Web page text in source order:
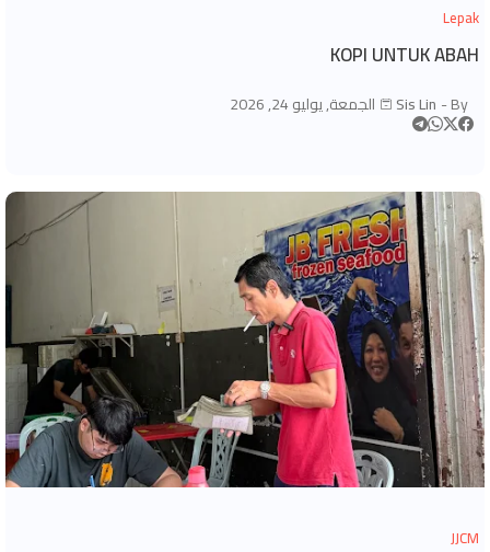
Lepak
KOPI UNTUK ABAH
By -
Sis Lin الجمعة, يوليو 24, 2026
JJCM